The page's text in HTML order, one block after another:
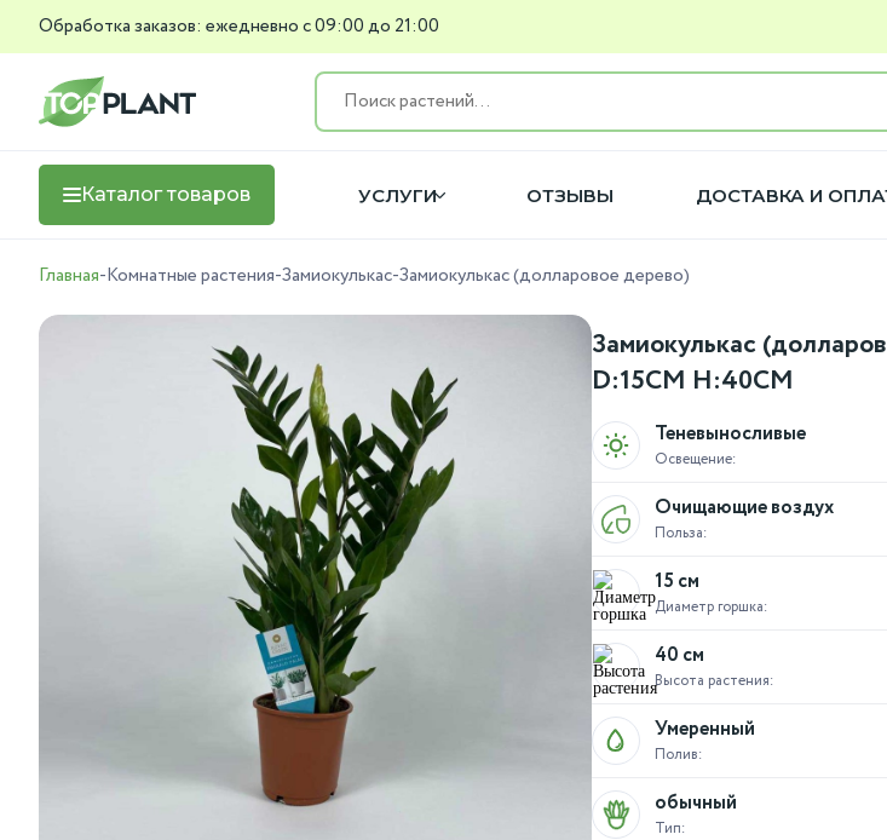
Обработка заказов: ежедневно с 09:00 до 21:00
Каталог товаров УСЛУГИ ОТЗЫВЫ ДОСТАВКА И
Главная-Комнатные растения-Замиокулькас-Замиокулькас (долларовое дерево)
Замиокулькас
D:15CM H:40CM
Освещение:
Теневыносливые
Польза:
Очищающие воздух
Диаметр горшка:
15 см
Высота растения:
40 см
Полив:
Умеренный
Тип:
обычный